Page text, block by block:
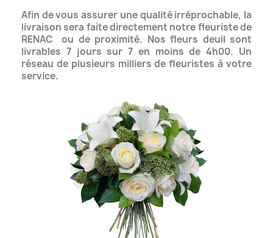
Afin de vous assurer une qualité irréprochable, la
livraison sera faite directement notre fleuriste de
RENAC ou de proximité. Nos fleurs deuil sont
livrables 7 jours sur 7 en moins de 4h00. Un
réseau de plusieurs milliers de fleuristes à votre
service.